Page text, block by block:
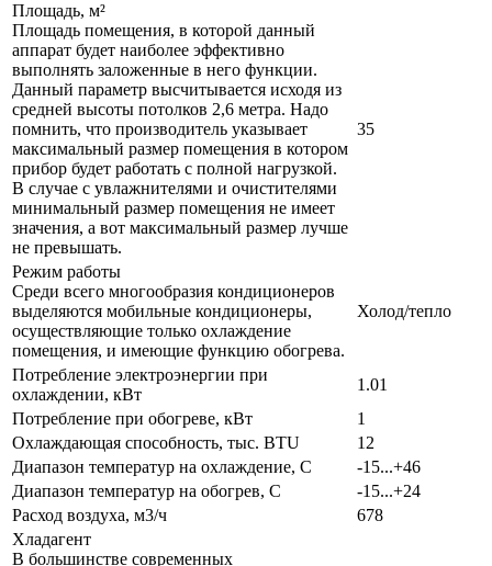
Площадь, м²
Площадь помещения, в которой данный
аппарат будет наиболее эффективно
выполнять заложенные в него функции.
Данный параметр высчитывается исходя из
средней высоты потолков 2,6 метра. Надо
помнить, что производитель указывает
максимальный размер помещения в котором
прибор будет работать с полной нагрузкой.
В случае с увлажнителями и очистителями
минимальный размер помещения не имеет
значения, а вот максимальный размер лучше
не превышать.
35
Режим работы
Среди всего многообразия кондиционеров
выделяются мобильные кондиционеры,
осуществляющие только охлаждение
помещения, и имеющие функцию обогрева.
Холод/тепло
Потребление электроэнергии при
охлаждении, кВт
1.01
Потребление при обогреве, кВт
1
Охлаждающая способность, тыс. BTU
12
Диапазон температур на охлаждение, С
-15...+46
Диапазон температур на обогрев, С
-15...+24
Расход воздуха, м3/ч
678
Хладагент
В большинстве современных